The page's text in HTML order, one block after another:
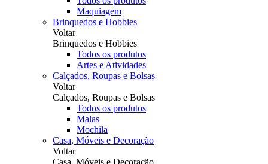
Maquiagem
Brinquedos e Hobbies
Voltar
Brinquedos e Hobbies
Todos os produtos
Artes e Atividades
Calçados, Roupas e Bolsas
Voltar
Calçados, Roupas e Bolsas
Todos os produtos
Malas
Mochila
Casa, Móveis e Decoração
Voltar
Casa, Móveis e Decoração